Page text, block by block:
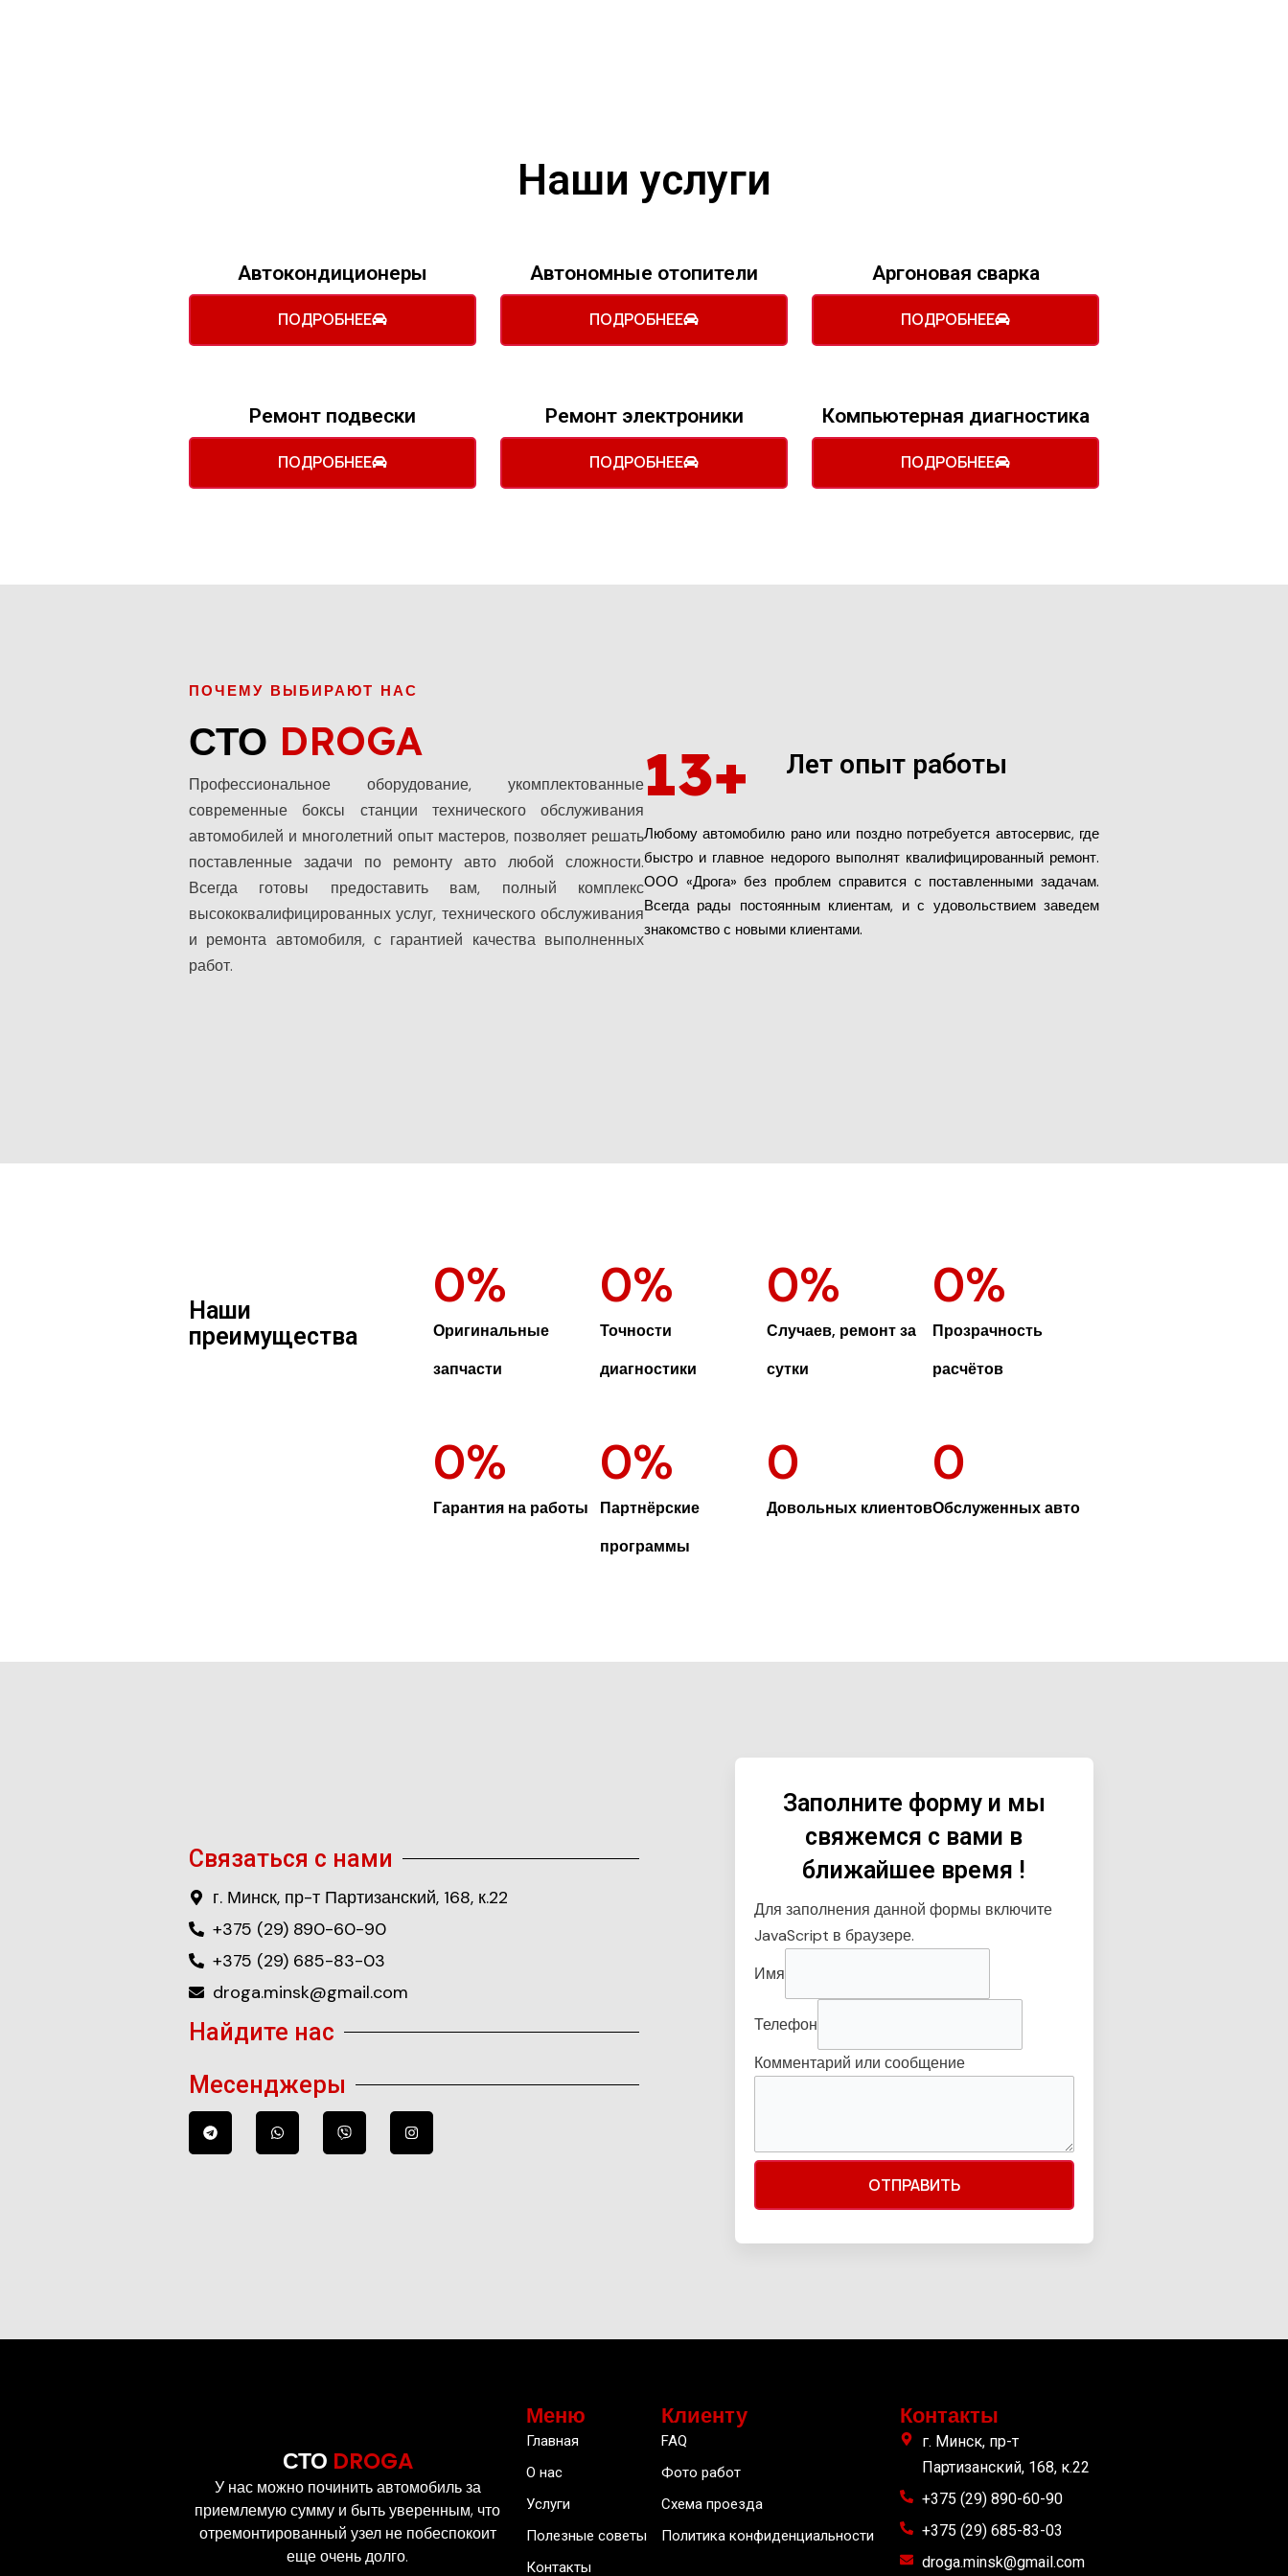
Наши услуги
Автокондиционеры
ПОДРОБНЕЕ
Автономные отопители
ПОДРОБНЕЕ
Аргоновая сварка
ПОДРОБНЕЕ
Ремонт подвески
ПОДРОБНЕЕ
Ремонт электроники
ПОДРОБНЕЕ
Компьютерная диагностика
ПОДРОБНЕЕ
ПОЧЕМУ ВЫБИРАЮТ НАС
СТО DROGA
Профессиональное оборудование, укомплектованные
современные боксы станции технического обслуживания
автомобилей и многолетний опыт мастеров, позволяет решать
поставленные задачи по ремонту авто любой сложности.
Всегда готовы предоставить вам, полный комплекс
высококвалифицированных услуг, технического обслуживания
и ремонта автомобиля, с гарантией качества выполненных
работ.
13+ Лет опыт работы
Любому автомобилю рано или поздно потребуется автосервис, где
быстро и главное недорого выполнят квалифицированный ремонт.
ООО «Дрога» без проблем справится с поставленными задачам.
Всегда рады постоянным клиентам, и с удовольствием заведем
знакомство с новыми клиентами.
Наши
преимущества
Оригинальные
запчасти
0%
Точности
диагностики
0%
Случаев, ремонт за
сутки
0%
Прозрачность
расчётов
0%
Гарантия на работы
0%
Партнёрские
программы
0%
Довольных клиентов
0
Обслуженных авто
0
Связаться с нами
г. Минск, пр-т Партизанский, 168, к.22
+375 (29) 890-60-90
+375 (29) 685-83-03
droga.minsk@gmail.com
Найдите нас
Месенджеры
T
e
l
e
W
h
a
t
V
i
b
e
I
n
s
t
Заполните форму и мы
свяжемся с вами в
ближайшее время !
Для заполнения данной формы включите
JavaScript в браузере.
Имя
Телефон
Комментарий или сообщение
ОТПРАВИТЬ
СТО DROGA
У нас можно починить автомобиль за
приемлемую сумму и быть уверенным, что
отремонтированный узел не побеспокоит
еще очень долго.
Меню
Главная
О нас
Услуги
Полезные советы
Контакты
Клиенту
FAQ
Фото работ
Схема проезда
Политика конфиденциальности
Контакты
г. Минск, пр-т
Партизанский, 168, к.22
+375 (29) 890-60-90
+375 (29) 685-83-03
droga.minsk@gmail.com